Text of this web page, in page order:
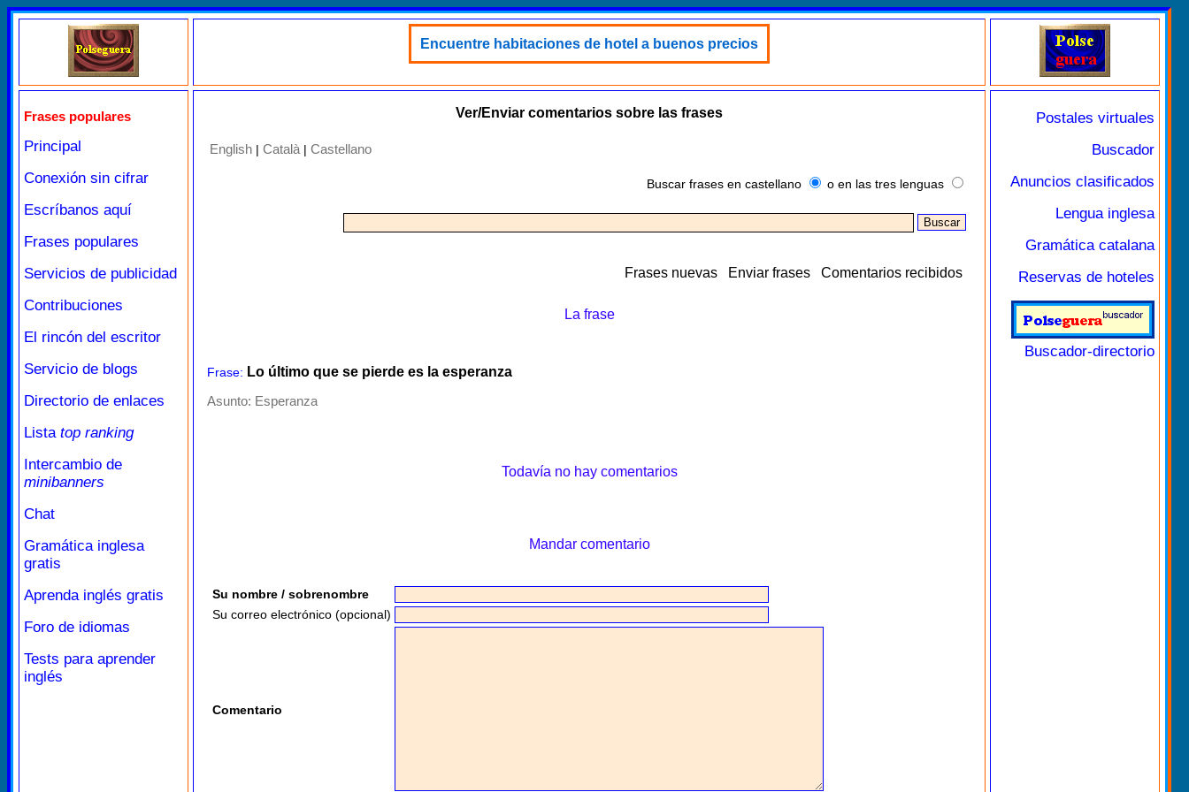
Encuentre habitaciones de hotel a buenos precios
Frases populares
Principal
Conexión sin cifrar
Escríbanos aquí
Frases populares
Servicios de publicidad
Contribuciones
El rincón del escritor
Servicio de blogs
Directorio de enlaces
Lista top ranking
Intercambio de
minibanners
Chat
Gramática inglesa
gratis
Aprenda inglés gratis
Foro de idiomas
Tests para aprender
inglés
Ver/Enviar comentarios sobre las frases
English | Català| Castellano
Buscar frases en castellano o en las tres lenguas
Frases nuevas Enviar frases Comentarios recibidos
La frase
Frase: Lo último que se pierde es la esperanza
Asunto: Esperanza
Todavía no hay comentarios
Mandar comentario
Su nombre / sobrenombre
Su correo electrónico (opcional)
Comentario
Postales virtuales
Buscador
Anuncios clasificados
Lengua inglesa
Gramática catalana
Reservas de hoteles
Buscador-directorio